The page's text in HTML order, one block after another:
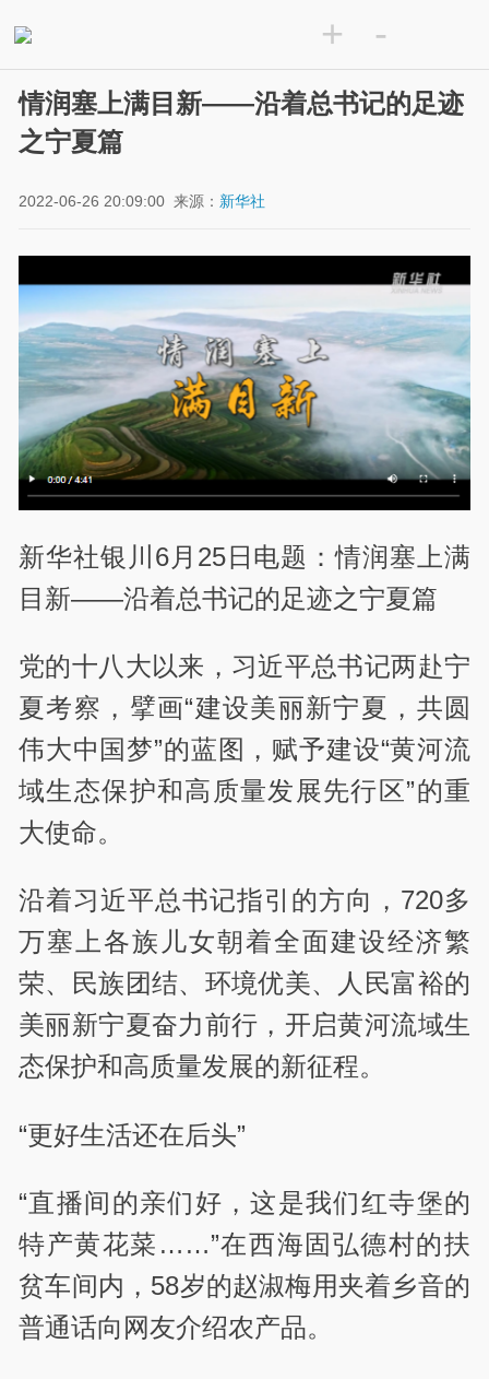
+ -
情润塞上满目新——沿着总书记的足迹
之宁夏篇
2022-06-26 20:09:00 来源： 新华社
新华社银川6月25日电题：情润塞上满
目新——沿着总书记的足迹之宁夏篇
党的十八大以来，习近平总书记两赴宁
夏考察，擘画“建设美丽新宁夏，共圆
伟大中国梦”的蓝图，赋予建设“黄河流
域生态保护和高质量发展先行区”的重
大使命。
沿着习近平总书记指引的方向，720多
万塞上各族儿女朝着全面建设经济繁
荣、民族团结、环境优美、人民富裕的
美丽新宁夏奋力前行，开启黄河流域生
态保护和高质量发展的新征程。
“更好生活还在后头”
“直播间的亲们好，这是我们红寺堡的
特产黄花菜……”在西海固弘德村的扶
贫车间内，58岁的赵淑梅用夹着乡音的
普通话向网友介绍农产品。